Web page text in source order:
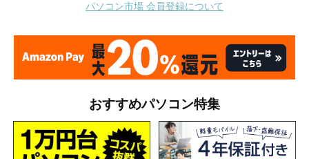
パソコン市場 会員登録について
おすすめパソコン特集